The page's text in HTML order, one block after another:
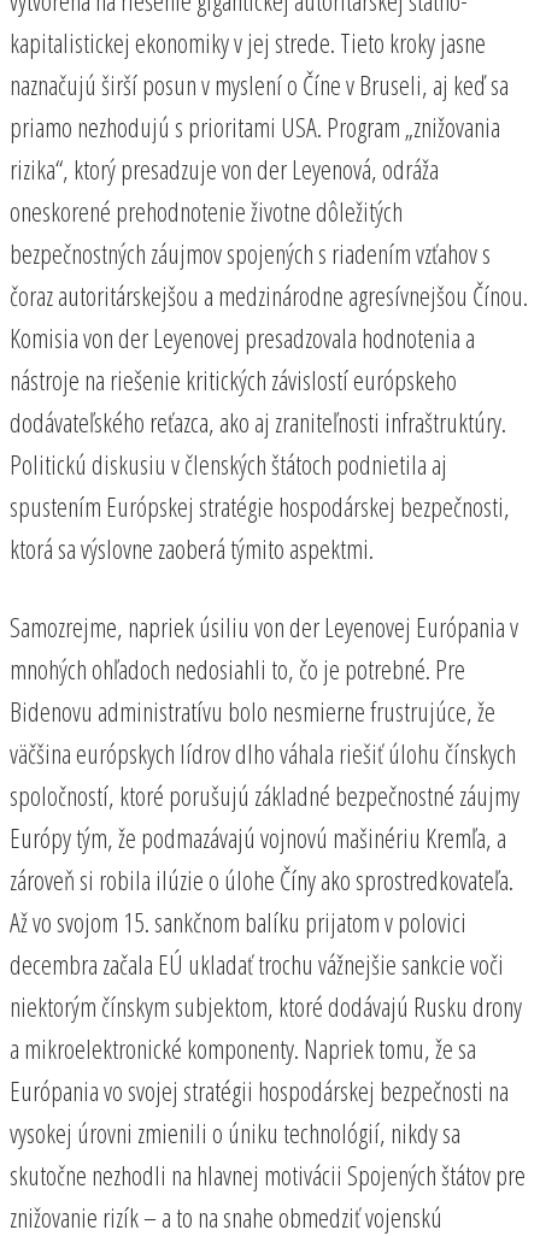
kapitalistickej ekonomiky v jej strede. Tieto kroky jasne
naznačujú širší posun v myslení o Číne v Bruseli, aj keď sa
priamo nezhodujú s prioritami USA. Program „znižovania
rizika“, ktorý presadzuje von der Leyenová, odráža
oneskorené prehodnotenie životne dôležitých
bezpečnostných záujmov spojených s riadením vzťahov s
čoraz autoritárskejšou a medzinárodne agresívnejšou Čínou.
Komisia von der Leyenovej presadzovala hodnotenia a
nástroje na riešenie kritických závislostí európskeho
dodávateľského reťazca, ako aj zraniteľnosti infraštruktúry.
Politickú diskusiu v členských štátoch podnietila aj
spustením Európskej stratégie hospodárskej bezpečnosti,
ktorá sa výslovne zaoberá týmito aspektmi.
Samozrejme, napriek úsiliu von der Leyenovej Európania v
mnohých ohľadoch nedosiahli to, čo je potrebné. Pre
Bidenovu administratívu bolo nesmierne frustrujúce, že
väčšina európskych lídrov dlho váhala riešiť úlohu čínskych
spoločností, ktoré porušujú základné bezpečnostné záujmy
Európy tým, že podmazávajú vojnovú mašinériu Kremľa, a
zároveň si robila ilúzie o úlohe Číny ako sprostredkovateľa.
Až vo svojom 15. sankčnom balíku prijatom v polovici
decembra začala EÚ ukladať trochu vážnejšie sankcie voči
niektorým čínskym subjektom, ktoré dodávajú Rusku drony
a mikroelektronické komponenty. Napriek tomu, že sa
Európania vo svojej stratégii hospodárskej bezpečnosti na
vysokej úrovni zmienili o úniku technológií, nikdy sa
skutočne nezhodli na hlavnej motivácii Spojených štátov pre
znižovanie rizík – a to na snahe obmedziť vojenskú